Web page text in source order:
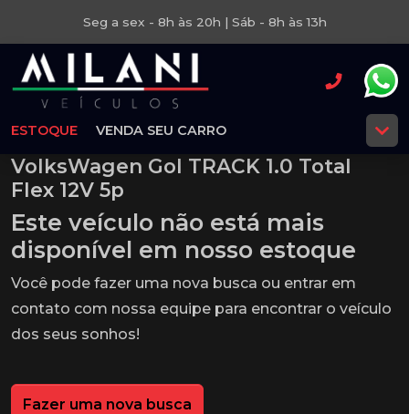
Seg a sex - 8h às 20h | Sáb - 8h às 13h
ESTOQUE VENDA SEU CARRO
VolksWagen Gol TRACK 1.0 Total
Flex 12V 5p
Este veículo não está mais
disponível em nosso estoque
Você pode fazer uma nova busca ou entrar em
contato com nossa equipe para encontrar o veículo
dos seus sonhos!
Fazer uma nova busca